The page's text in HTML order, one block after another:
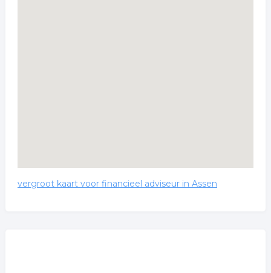
vergroot kaart voor financieel adviseur in Assen